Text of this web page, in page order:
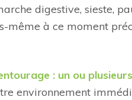
digestive, sieste,
même à ce moment
: un ou
environnement